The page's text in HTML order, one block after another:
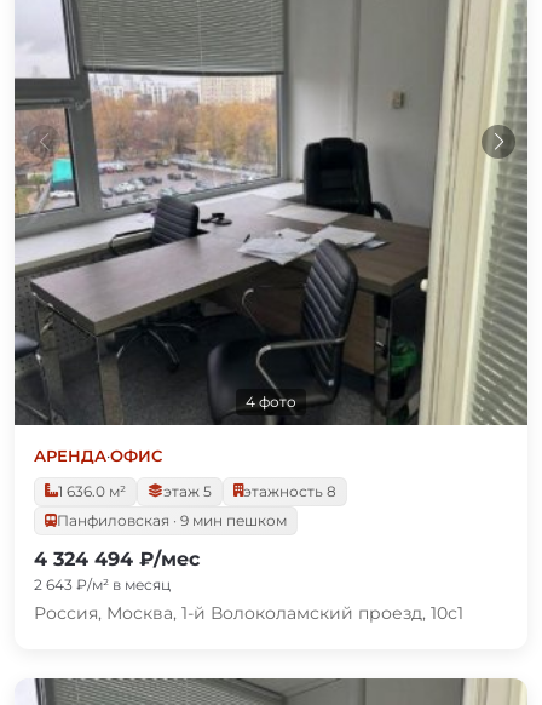
4 фото
АРЕНДА·ОФИС
1 636.0 м²
этаж 5
этажность 8
Панфиловская · 9 мин пешком
4 324 494 ₽/мес
2 643 ₽/м² в месяц
Россия, Москва, 1-й Волоколамский проезд, 10с1